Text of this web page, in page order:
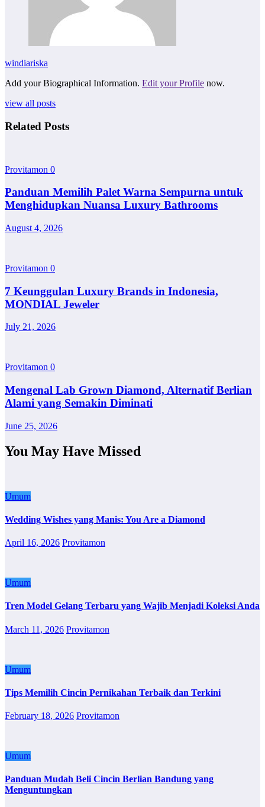
windiariska
Add your Biographical Information. Edit your Profile now.
view all posts
Related Posts
Provitamon 0
Panduan Memilih Palet Warna Sempurna untuk
Menghidupkan Nuansa Luxury Bathrooms
August 4, 2026
Provitamon 0
7 Keunggulan Luxury Brands in Indonesia,
MONDIAL Jeweler
July 21, 2026
Provitamon 0
Mengenal Lab Grown Diamond, Alternatif Berlian
Alami yang Semakin Diminati
June 25, 2026
You May Have Missed
Umum
Wedding Wishes yang Manis: You Are a Diamond
April 16, 2026 Provitamon
Umum
Tren Model Gelang Terbaru yang Wajib Menjadi Koleksi Anda
March 11, 2026 Provitamon
Umum
Tips Memilih Cincin Pernikahan Terbaik dan Terkini
February 18, 2026 Provitamon
Umum
Panduan Mudah Beli Cincin Berlian Bandung yang
Menguntungkan